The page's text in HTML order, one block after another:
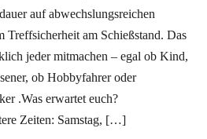
auf abwechslungsreichen
Treffsicherheit am Schießstand. Das
jeder mitmachen – egal ob Kind,
ob Hobbyfahrer oder
.Was erwartet euch?
Zeiten: Samstag, […]